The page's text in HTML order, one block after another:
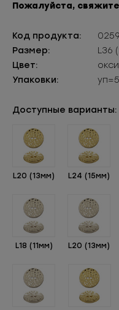
Пожалуйста,
Код продукта:
Размер:
L36
Цвет:
Упаковки:
Доступные варианты:
L20 (13мм) L24 (15мм)
L18 (11мм) L20 (13мм)